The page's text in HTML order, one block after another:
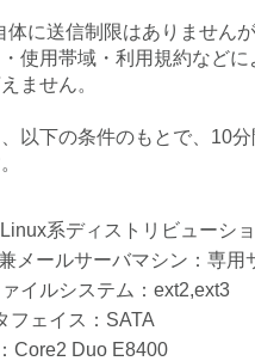
体に送信制限はありません
使用帯域・利用規約など
ません。
以下の条件のもとで、10
系ディストリビューシ
メールサーバマシン：専用
イルシステム：ext2,ext3
フェイス：SATA
Core2 Duo E8400